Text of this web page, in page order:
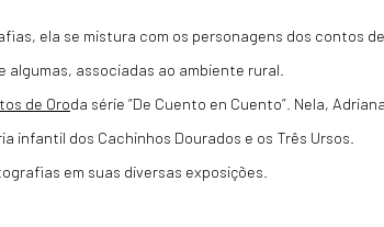
ela se mistura com os personagens dos contos de
algumas, associadas ao ambiente rural.
de Oroda série “De Cuento en Cuento”. Nela,
infantil dos Cachinhos Dourados e os Três Ursos.
em suas diversas exposições.